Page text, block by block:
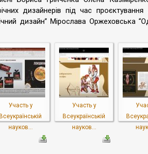
дизайнерів під час
дизайн” Мірослава Оржеховська
Участь у
Всеукраїнській
науков...
Участь у
Всеукраїнській
науков...